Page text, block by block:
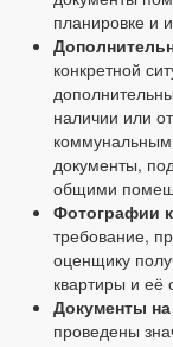
планировке и
конкретной
наличии или
документы,
общими
Фотографии
требование,
оценщику
квартиры и её
Документы
проведены